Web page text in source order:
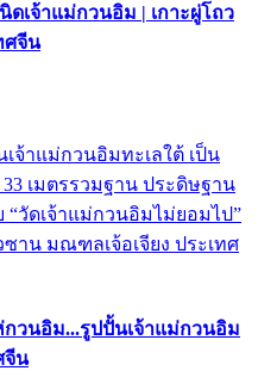
เจ้าแม่กวนอิม | เกาะผู่โถว
ศจีน
จ้าแม่กวนอิมทะเลใต้ เป็น
เมตรรวมฐาน ประดิษฐาน
วัดเจ้าแม่กวนอิมไม่ยอมไป”
าน มณฑลเจ้อเจียง ประเทศ
กวนอิม...รูปปั้นเจ้าแม่กวนอิม
จีน